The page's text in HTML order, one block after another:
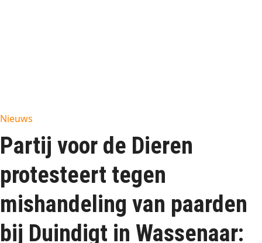
Nieuws
Partij voor de Dieren
protesteert tegen
mishandeling van paarden
bij Duindigt in Wassenaar: